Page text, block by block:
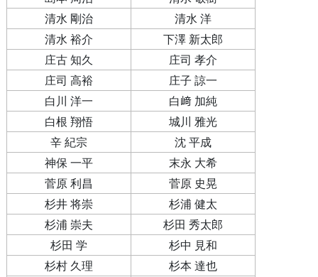
清水 剛治
清水 洋
清水 裕介
下澤 新太郎
庄古 知久
庄司 孝介
庄司 高裕
庄子 諒一
白川 洋一
白﨑 加純
白根 翔悟
城川 雅光
辛 紀宗
沈 平成
神保 一平
末永 大希
菅原 利昌
菅原 史晃
杉井 将崇
杉浦 健太
杉浦 崇夫
杉田 秀太郎
杉田 学
杉中 見和
杉村 久理
杉本 達也